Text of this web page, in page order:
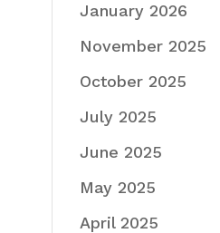
January 2026
November 2025
October 2025
July 2025
June 2025
May 2025
April 2025